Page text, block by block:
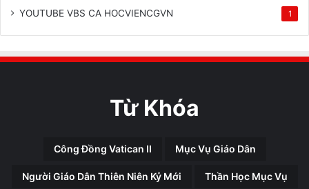
YOUTUBE VBS CA HOCVIENCGVN 1
Từ Khóa
Công Đồng Vatican II Mục Vụ Giáo Dân
Người Giáo Dân Thiên Niên Kỷ Mới Thần Học Mục Vụ